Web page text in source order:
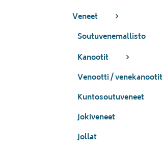
Veneet
Soutuvenemallisto
Kanootit
Venootti / venekanootit
Kuntosoutuveneet
Jokiveneet
Jollat